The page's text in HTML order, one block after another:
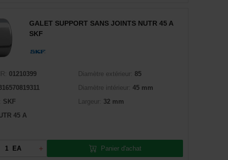
GALET SUPPORT SANS JOINTS NUTR 45 A
SKF
01210399
SKF
45 A
Diamètre extérieur: 85
Diamètre intérieur: 45 mm
Largeur: 32 mm
EA Panier d'achat